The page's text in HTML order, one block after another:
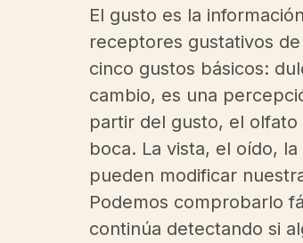
El gusto es la
receptores gustativos
cinco gustos básicos:
cambio, es una
partir del gusto, el
boca. La vista, el oído,
pueden modificar
Podemos comprobarlo
continúa detectando si